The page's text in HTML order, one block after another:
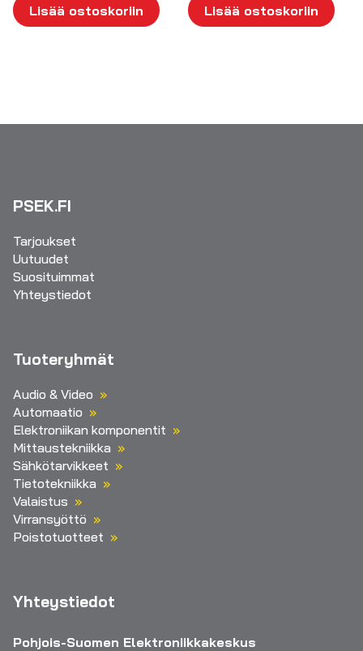
Lisää ostoskoriin Lisää ostoskoriin
PSEK.FI
Tarjoukset
Uutuudet
Suosituimmat
Yhteystiedot
Tuoteryhmät
Audio & Video
Automaatio
Elektroniikan komponentit
Mittaustekniikka
Sähkötarvikkeet
Tietotekniikka
Valaistus
Virransyöttö
Poistotuotteet
Yhteystiedot
Pohjois-Suomen Elektroniikkakeskus